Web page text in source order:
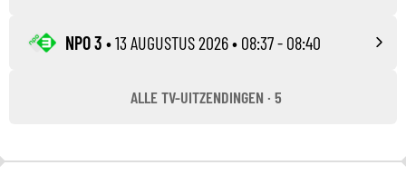
NPO 3 •13 AUGUSTUS 2026• 08:37 - 08:40
ALLE TV-UITZENDINGEN · 5